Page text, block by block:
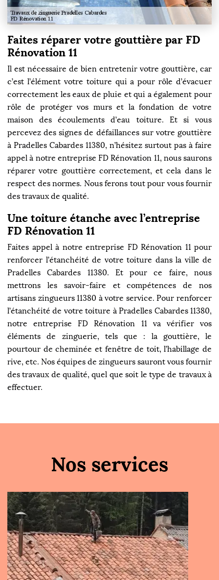
Faites réparer votre gouttière par FD
Rénovation 11
Il est nécessaire de bien entretenir votre gouttière, car
c’est l’élément votre toiture qui a pour rôle d’évacuer
correctement les eaux de pluie et qui a également pour
rôle de protéger vos murs et la fondation de votre
maison des écoulements d’eau toiture. Et si vous
percevez des signes de défaillances sur votre gouttière
à Pradelles Cabardes 11380, n’hésitez surtout pas à faire
appel à notre entreprise FD Rénovation 11, nous saurons
réparer votre gouttière correctement, et cela dans le
respect des normes. Nous ferons tout pour vous fournir
des travaux de qualité.
Une toiture étanche avec l’entreprise
FD Rénovation 11
Faites appel à notre entreprise FD Rénovation 11 pour
renforcer l’étanchéité de votre toiture dans la ville de
Pradelles Cabardes 11380. Et pour ce faire, nous
mettrons les savoir-faire et compétences de nos
artisans zingueurs 11380 à votre service. Pour renforcer
l’étanchéité de votre toiture à Pradelles Cabardes 11380,
notre entreprise FD Rénovation 11 va vérifier vos
éléments de zinguerie, tels que : la gouttière, le
pourtour de cheminée et fenêtre de toit, l’habillage de
rive, etc. Nos équipes de zingueurs sauront vous fournir
des travaux de qualité, quel que soit le type de travaux à
effectuer.
Nos services